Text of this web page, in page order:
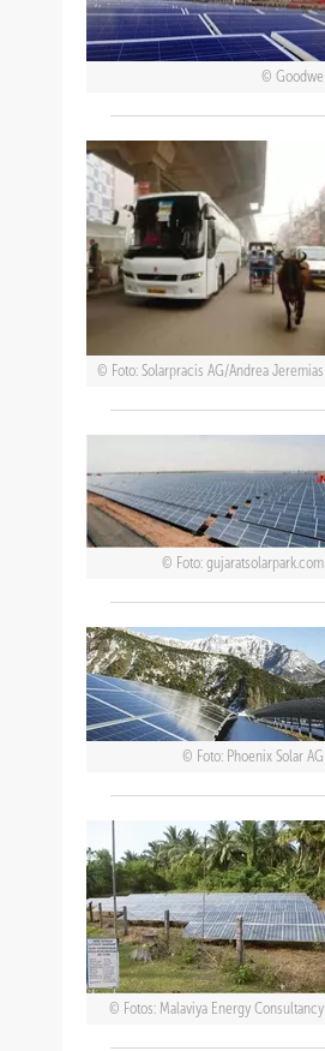
Goodwe
Foto: Solarpracis AG/Andrea Jeremias
Foto: gujaratsolarpark.com
Foto: Phoenix Solar AG
Fotos: Malaviya Energy Consultancy